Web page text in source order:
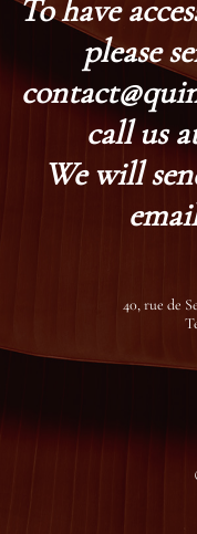
To have
please
call us
We will
40, rue de